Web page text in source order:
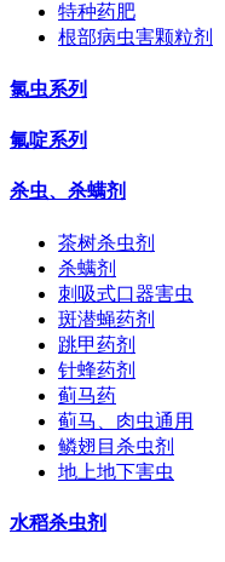
特种药肥
根部病虫害颗粒剂
氯虫系列
氟啶系列
杀虫、杀螨剂
茶树杀虫剂
杀螨剂
刺吸式口器害虫
斑潜蝇药剂
跳甲药剂
针蜂药剂
蓟马药
蓟马、肉虫通用
鳞翅目杀虫剂
地上地下害虫
水稻杀虫剂